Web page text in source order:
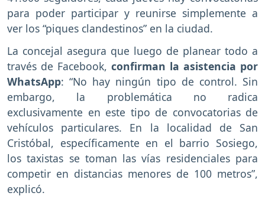
para poder participar y reunirse simplemente a
ver los “piques clandestinos” en la ciudad.
La concejal asegura que luego de planear todo a
través de Facebook, confirman la asistencia por
WhatsApp: “No hay ningún tipo de control. Sin
embargo, la problemática no radica
exclusivamente en este tipo de convocatorias de
vehículos particulares. En la localidad de San
Cristóbal, específicamente en el barrio Sosiego,
los taxistas se toman las vías residenciales para
competir en distancias menores de 100 metros”,
explicó.